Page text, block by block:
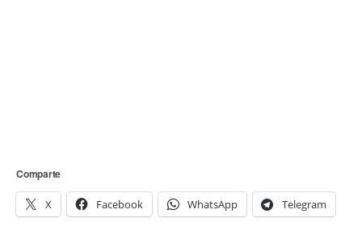
Comparte
X Facebook WhatsApp Telegram